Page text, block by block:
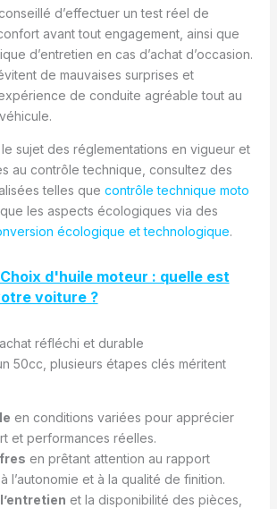
d’effectuer un test réel de
avant tout engagement, ainsi que
d’entretien en cas d’achat d’occasion.
de mauvaises surprises et
de conduite agréable tout au
sujet des réglementations en vigueur et
au contrôle technique, consultez des
telles que contrôle technique moto
les aspects écologiques via des
écologique et technologique.
Choix d'huile moteur : quelle est
voiture ?
réfléchi et durable
50cc, plusieurs étapes clés méritent
en conditions variées pour apprécier
et performances réelles.
en prêtant attention au rapport
l’autonomie et à la qualité de finition.
et la disponibilité des pièces,